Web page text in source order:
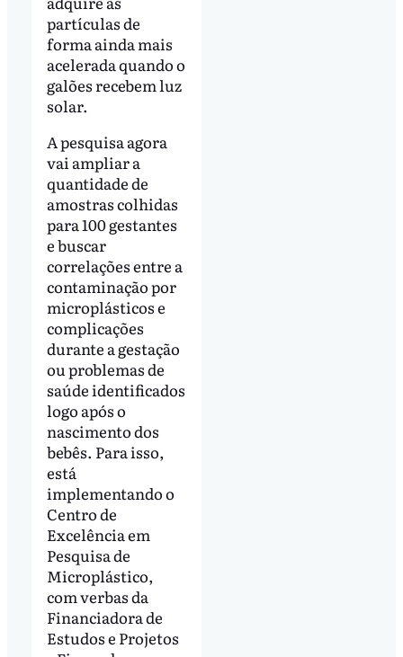
partículas de
forma ainda mais
acelerada quando o
galões recebem luz
solar.
A pesquisa agora
vai ampliar a
quantidade de
amostras colhidas
para 100 gestantes
e buscar
correlações entre a
contaminação por
microplásticos e
complicações
durante a gestação
ou problemas de
saúde identificados
logo após o
nascimento dos
bebês. Para isso,
está
implementando o
Centro de
Excelência em
Pesquisa de
Microplástico,
com verbas da
Financiadora de
Estudos e Projetos